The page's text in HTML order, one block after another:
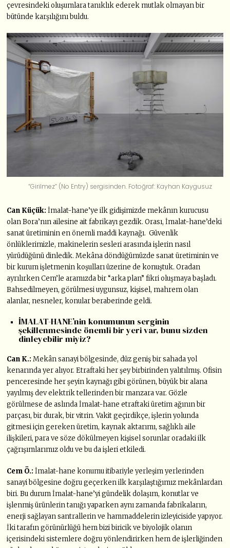
çevresindeki oluşumlara tanıklık ederek mutlak olmayan bir
bütünde karşılığını buldu.
“Girilmez” (No Entry) sergisinden. Fotoğraf: Kayhan Kaygusuz
Can Küçük: İmalat-hane’ye ilk gidişimizde mekânın kurucusu
olan Bora’nın ailesine ait fabrikayı gezdik. Orası, İmalat-hane’deki
sanat üretiminin en önemli maddi kaynağı. Güvenlik
önlüklerimizle, makinelerin sesleri arasında işlerin nasıl
yürüdüğünü dinledik. Mekâna döndüğümüzde sanat üretiminin ve
bir kurum işletmenin koşulları üzerine de konuştuk. Oradan
ayrılırken Cem’le aramızda bir “arka plan” fikri oluşmaya başladı.
Bahsedilmeyen, görülmesi uygunsuz, kişisel, mahrem olan
alanlar, nesneler, konular beraberinde geldi.
İMALAT-HANE’nin konumunun serginin
şekillenmesinde önemli bir yeri var, bunu sizden
dinleyebilir miyiz?
Can K.: Mekân sanayi bölgesinde, düz geniş bir sahada yol
kenarında yer alıyor. Etraftaki her şey birbirinden yalıtılmış. Ofisin
penceresinde her şeyin kaynağı gibi görünen, büyük bir alana
yayılmış dev elektrik tellerinden bir manzara var. Gözle
görülmese de aslında İmalat-hane etraftaki üretim ağının bir
parçası, bir durak, bir vitrin. Vakit geçirdikçe, işlerin yolunda
gitmesi için gereken üretim, kaynak aktarımı, sağlıklı aile
ilişkileri, para ve söze dökülmeyen kişisel sorunlar oradaki ilk
çağrışımlarımız oldu ve bu da işleri etkiledi.
Cem Ö.: İmalat-hane konumu itibariyle yerleşim yerlerinden
sanayi bölgesine doğru geçerken ilk karşılaştığımız mekânlardan
biri. Bu durum İmalat-hane’yi gündelik dolaşım, konutlar ve
işlenmiş ürünlerin tanığı yaparken aynı zamanda fabrikaların,
enerji sağlayan santrallerin ve hammaddelerin izleyiciside yapıyor.
İki tarafın görünürlüğü hem bizi biricik ve biyolojik olanın
içerisindeki sistemlere doğru yönlendirirken hem de işlerliğinden